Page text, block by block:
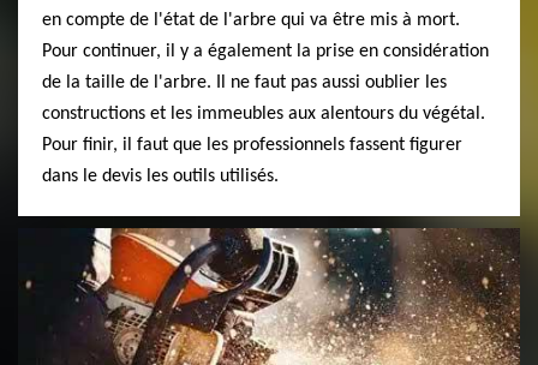
en compte de l'état de l'arbre qui va être mis à mort.
Pour continuer, il y a également la prise en considération
de la taille de l'arbre. Il ne faut pas aussi oublier les
constructions et les immeubles aux alentours du végétal.
Pour finir, il faut que les professionnels fassent figurer
dans le devis les outils utilisés.